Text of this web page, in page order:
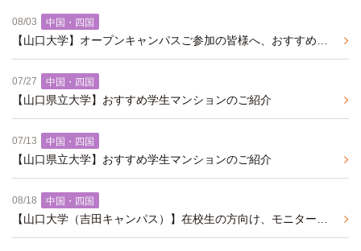
08/03 中国・四国
07/27 中国・四国
【山口県立大学】おすすめ学生マンションのご紹介
07/13 中国・四国
【山口県立大学】おすすめ学生マンションのご紹介
08/18 中国・四国